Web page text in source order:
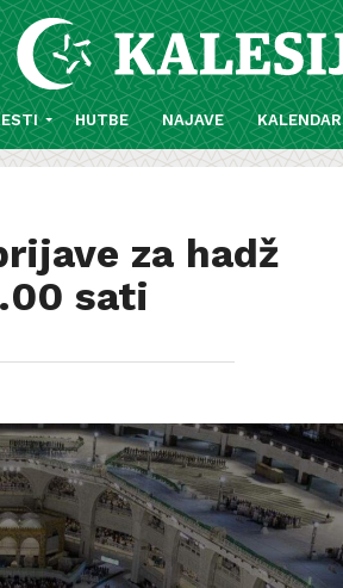
HUTBE NAJAVE KALENDAR
za hadž
sati